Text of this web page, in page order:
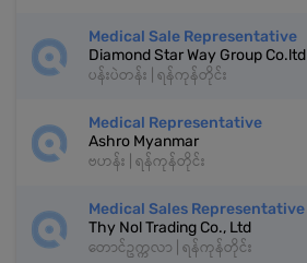
Medical Sale Representative
Diamond Star Way Group Co.ltd
ပန်းပဲတန်း | ရန်ကုန်တိုင်း
Medical Representative
Ashro Myanmar
ဗဟန်း | ရန်ကုန်တိုင်း
Medical Sales Representative
Thy Nol Trading Co., Ltd
တောင်ဥက္ကလာ | ရန်ကုန်တိုင်း